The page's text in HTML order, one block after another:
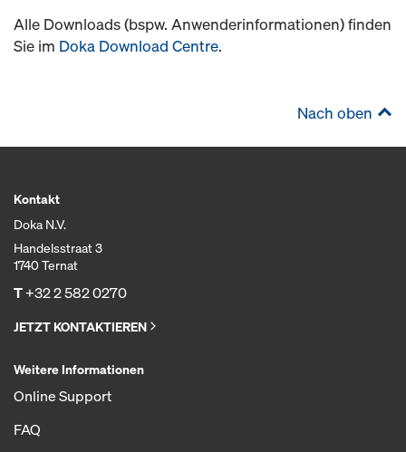
Alle Downloads (bspw. Anwenderinformationen) finden
Sie im Doka Download Centre.
Nach oben
Kontakt
Doka N.V.
Handelsstraat 3
1740 Ternat
T+32 2 582 0270
JETZT KONTAKTIEREN
Weitere Informationen
Online Support
FAQ